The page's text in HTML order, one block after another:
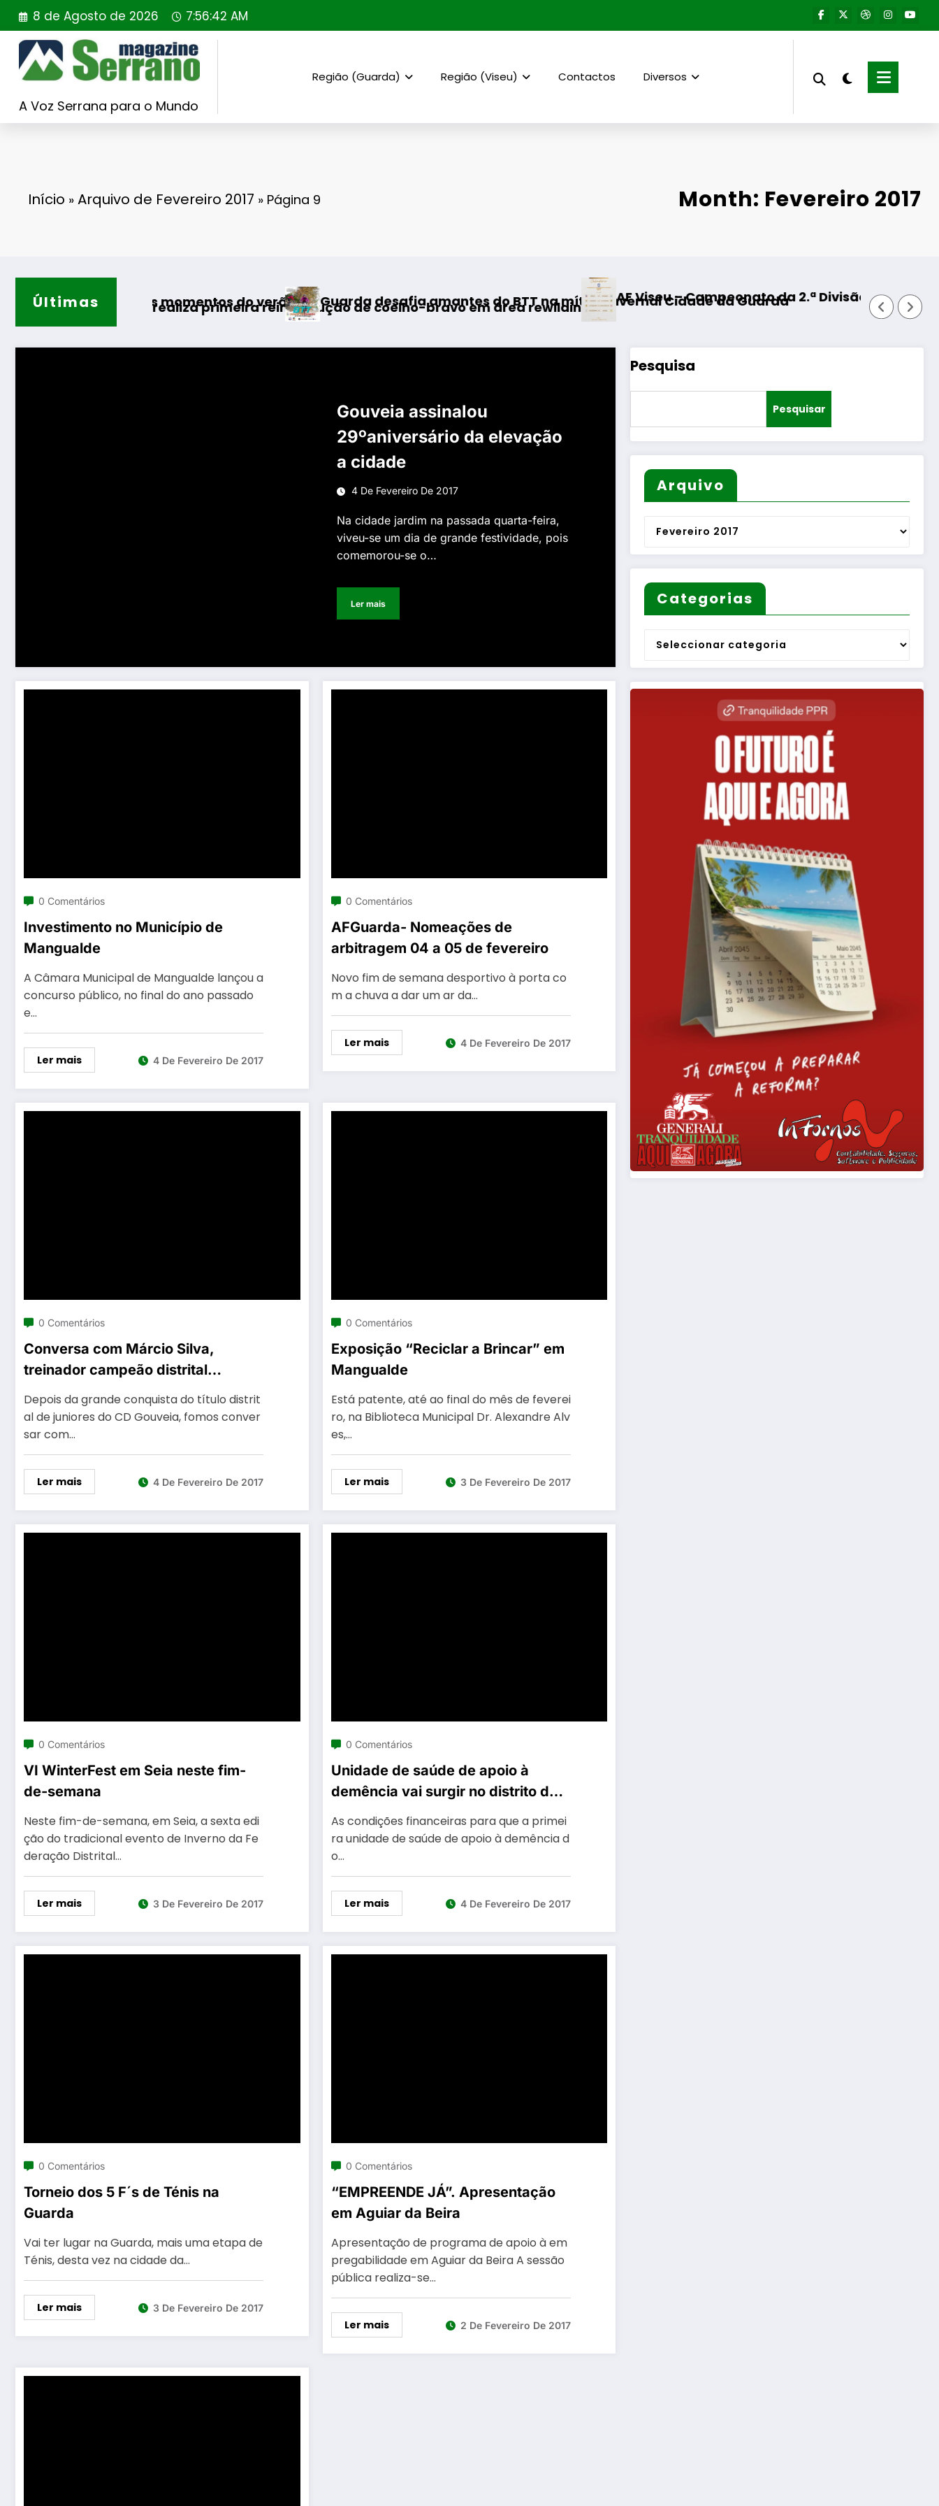
Saltar
para
conteúdo
8 de Agosto de 2026 7:56:44 AM
A Voz Serrana para o Mundo
Região (Guarda) Região (Viseu) Contactos Diversos
Início » Arquivo de Fevereiro 2017 » Página 9 Month: Fevereiro 2017
Últimas
momentos do verão
realiza primeira reintrodução de coelho-bravo em área rewilding
Guarda desafia amantes do BTT na mítica Invernal Cidade da GuardaAF Viseu – Campeonato da 2.ª Divisão Distrital – ISOJOFER sorteado
Fornos de Algodres –
Gouveia assinalou
29ºaniversário da elevação
a cidade
4 De Fevereiro De 2017
Na cidade jardim na passada quarta-feira,
viveu-se um dia de grande festividade, pois
comemorou-se o…
Ler mais
0 Comentários
Investimento no Município de
Mangualde
A Câmara Municipal de Mangualde lançou a
concurso público, no final do ano passado
e…
Ler mais 4 De Fevereiro De 2017
0 Comentários
AFGuarda- Nomeações de
arbitragem 04 a 05 de fevereiro
Novo fim de semana desportivo à porta co
m a chuva a dar um ar da…
Ler mais 4 De Fevereiro De 2017
0 Comentários
Conversa com Márcio Silva,
treinador campeão distrital
juniores pelo Gouveia
Depois da grande conquista do título distrit
al de juniores do CD Gouveia, fomos conver
sar com…
Ler mais 4 De Fevereiro De 2017
0 Comentários
Exposição “Reciclar a Brincar” em
Mangualde
Está patente, até ao final do mês de feverei
ro, na Biblioteca Municipal Dr. Alexandre Alv
es,…
Ler mais 3 De Fevereiro De 2017
0 Comentários
VI WinterFest em Seia neste fim-
de-semana
Neste fim-de-semana, em Seia, a sexta edi
ção do tradicional evento de Inverno da Fe
deração Distrital…
Ler mais 3 De Fevereiro De 2017
0 Comentários
Unidade de saúde de apoio à
demência vai surgir no distrito de
As condições financeiras para que a primei
ra unidade de saúde de apoio à demência d
o…
Ler mais 4 De Fevereiro De 2017
0 Comentários
Torneio dos 5 F´s de Ténis na
Guarda
Vai ter lugar na Guarda, mais uma etapa de
Ténis, desta vez na cidade da…
Ler mais 3 De Fevereiro De 2017
0 Comentários
“EMPREENDE JÁ”. Apresentação
em Aguiar da Beira
Apresentação de programa de apoio à em
pregabilidade em Aguiar da Beira A sessão
pública realiza-se…
Ler mais 2 De Fevereiro De 2017
Pesquisa
Pesquisar
Arquivo
Arquivo
Categorias
Categorias